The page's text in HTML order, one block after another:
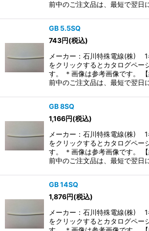
前中のご注文品は、最短で翌日
GB 5.5SQ
743円(税込)
メーカー：石川特殊電線(株)
をクリックするとカタログペー
す。 ＊画像は参考画像です。
前中のご注文品は、最短で翌日
GB 8SQ
1,166円(税込)
メーカー：石川特殊電線(株)
をクリックするとカタログペー
す。 ＊画像は参考画像です。
前中のご注文品は、最短で翌日
GB 14SQ
1,876円(税込)
メーカー：石川特殊電線(株)
をクリックするとカタログペー